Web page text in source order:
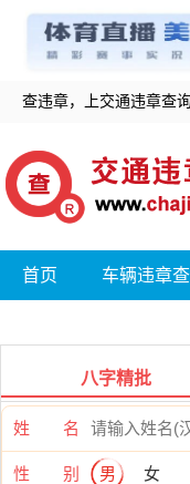
查违章，上交通违章查询
首页 车辆违章
八字精批
姓 名
性 别 男 女